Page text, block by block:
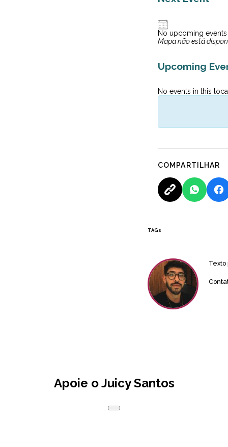
No upcoming events
Mapa não está
Upcoming
No events in this
COMPARTILHAR
TAGs
Texto
Apoie o Juicy Santos